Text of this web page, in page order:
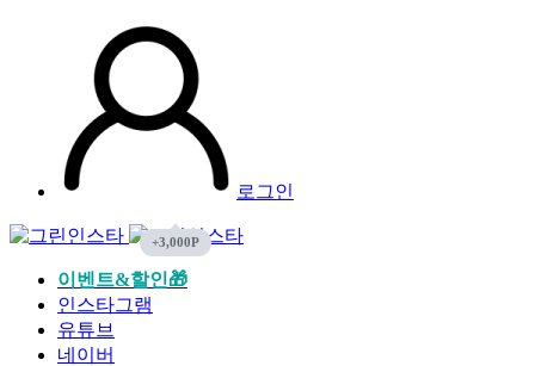
로그인
이벤트&할인🎁
인스타그램
유튜브
네이버